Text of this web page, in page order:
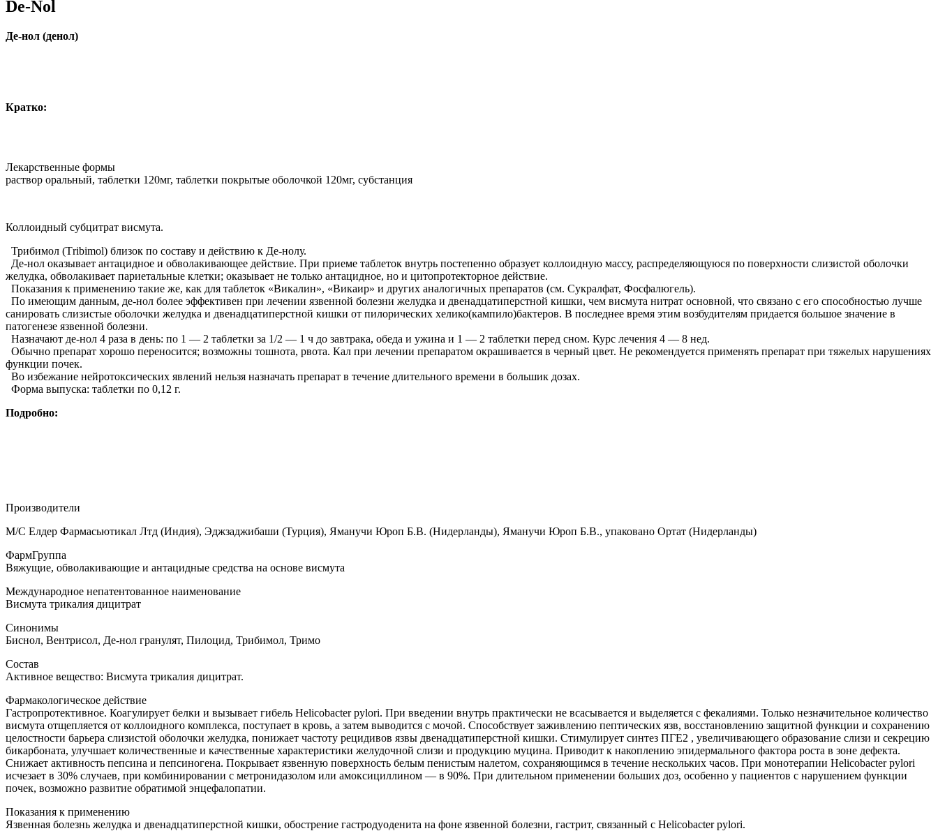
De-Nol
Де-нол (денол)
Кратко:
Лекарственные формы
раствор оральный, таблетки 120мг, таблетки покрытые оболочкой 120мг, субстанция
Коллоидный субцитрат висмута.
Трибимол (Тribimol) близок по составу и действию к Де-нолу.
Де-нол оказывает антацидное и обволакивающее действие. При приеме таблеток внутрь постепенно образует коллоидную массу, распределяющуюся по поверхности слизистой оболочки
желудка, обволакивает париетальные клетки; оказывает не только антацидное, но и цитопротекторное действие.
Показания к применению такие же, как для таблеток «Викалин», «Викаир» и других аналогичных препаратов (см. Сукралфат, Фосфалюгель).
По имеющим данным, де-нол более эффективен при лечении язвенной болезни желудка и двенадцатиперстной кишки, чем висмута нитрат основной, что связано с его способностью лучше
санировать слизистые оболочки желудка и двенадцатиперстной кишки от пилорических хелико(кампило)бактеров. В последнее время этим возбудителям придается большое значение в
патогенезе язвенной болезни.
Назначают де-нол 4 раза в день: по 1 — 2 таблетки за 1/2 — 1 ч до завтрака, обеда и ужина и 1 — 2 таблетки перед сном. Курс лечения 4 — 8 нед.
Обычно препарат хорошо переносится; возможны тошнота, рвота. Кал при лечении препаратом окрашивается в черный цвет. Не рекомендуется применять препарат при тяжелых нарушениях
функции почек.
Во избежание нейротоксических явлений нельзя назначать препарат в течение длительного времени в большик дозах.
Форма выпуска: таблетки по 0,12 г.
Подробно:
Производители
М/С Елдер Фармасьютикал Лтд (Индия), Эджзаджибаши (Турция), Яманучи Юроп Б.В. (Нидерланды), Яманучи Юроп Б.В., упаковано Ортат (Нидерланды)
ФармГруппа
Вяжущие, обволакивающие и антацидные средства на основе висмута
Международное непатентованное наименование
Висмута трикалия дицитрат
Синонимы
Биснол, Вентрисол, Де-нол гранулят, Пилоцид, Трибимол, Тримо
Состав
Активное вещество: Висмута трикалия дицитрат.
Фармакологическое действие
Гастропротективное. Коагулирует белки и вызывает гибель Helicobacter pylori. При введении внутрь практически не всасывается и выделяется с фекалиями. Только незначительное количество
висмута отщепляется от коллоидного комплекса, поступает в кровь, а затем выводится с мочой. Способствует заживлению пептических язв, восстановлению защитной функции и сохранению
целостности барьера слизистой оболочки желудка, понижает частоту рецидивов язвы двенадцатиперстной кишки. Стимулирует синтез ПГE2 , увеличивающего образование слизи и секрецию
бикарбоната, улучшает количественные и качественные характеристики желудочной слизи и продукцию муцина. Приводит к накоплению эпидермального фактора роста в зоне дефекта.
Снижает активность пепсина и пепсиногена. Покрывает язвенную поверхность белым пенистым налетом, сохраняющимся в течение нескольких часов. При монотерапии Helicobacter pylori
исчезает в 30% случаев, при комбинировании с метронидазолом или амоксициллином — в 90%. При длительном применении больших доз, особенно у пациентов с нарушением функции
почек, возможно развитие обратимой энцефалопатии.
Показания к применению
Язвенная болезнь желудка и двенадцатиперстной кишки, обострение гастродуоденита на фоне язвенной болезни, гастрит, связанный с Helicobacter pylori.